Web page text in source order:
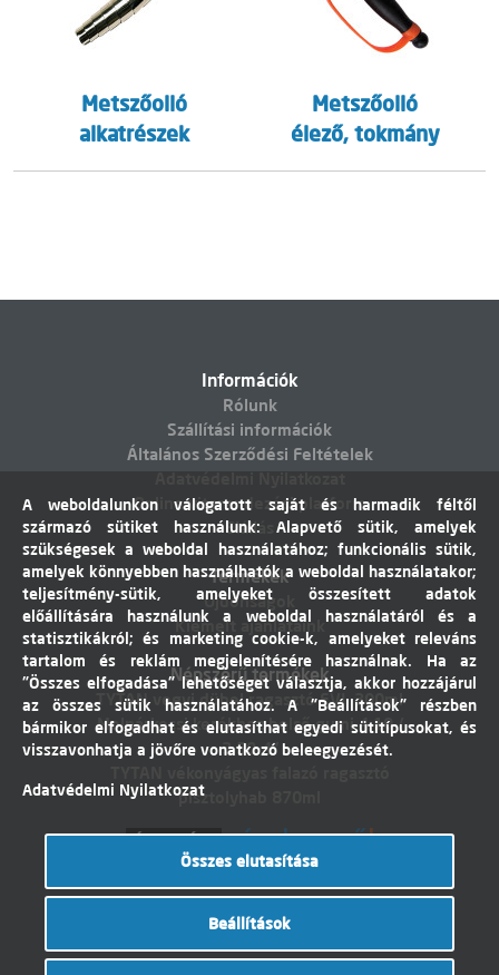
Metszőolló
alkatrészek
Metszőolló
élező, tokmány
Információk
Rólunk
Szállítási információk
Általános Szerződési Feltételek
Online vitarendezési platform
Elállás
Termékek
Újdonságok
Kiemelt ajánlataink
Népszerű termékek
TYTAN vegyi dübel ragasztó EVI. 300ml
Molnárkocsi kerékhez belső gumi 4,10 /
3,50-4"
pisztolyhab 870ml
A weboldalunkon válogatott saját és harmadik féltől
származó sütiket használunk: Alapvető sütik, amelyek
szükségesek a weboldal használatához; funkcionális sütik,
amelyek könnyebben használhatók a weboldal használatakor;
teljesítmény-sütik, amelyeket összesített adatok
előállítására használunk a weboldal használatáról és a
statisztikákról; és marketing cookie-k, amelyeket releváns
tartalom és reklám megjelenítésére használnak. Ha az
"Összes elfogadása" lehetőséget választja, akkor hozzájárul
az összes sütik használatához. A "Beállítások" részben
bármikor elfogadhat és elutasíthat egyedi sütitípusokat, és
visszavonhatja a jövőre vonatkozó beleegyezését.
Adatvédelmi Nyilatkozat
Összes elutasítása
Beállítások